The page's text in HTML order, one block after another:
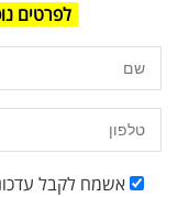
לפרטים
אשמח לקבל